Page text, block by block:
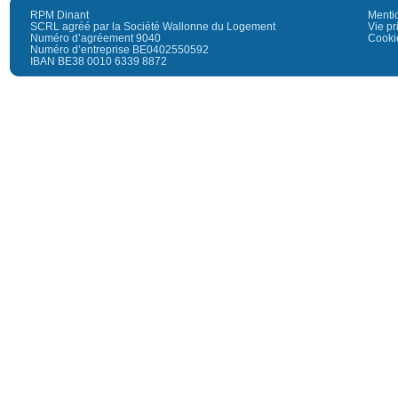
RPM Dinant
SCRL agréé par la Société Wallonne du Logement
Numéro d’agréement 9040
Numéro d’entreprise BE0402550592
IBAN BE38 0010 6339 8872
Vie